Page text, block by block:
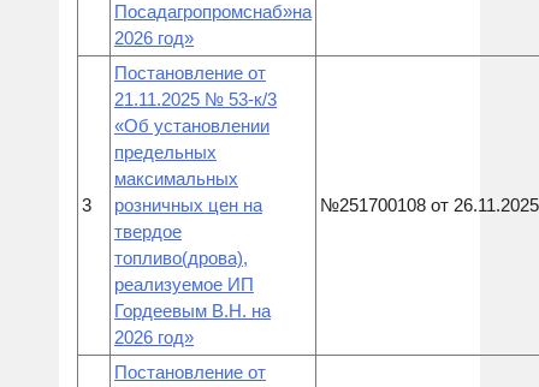
Посадагропромснаб»на
2026 год»
3
Постановление от
21.11.2025 № 53-к/3
«Об установлении
предельных
максимальных
розничных цен на
твердое
топливо(дрова),
реализуемое ИП
Гордеевым В.Н. на
2026 год»
№251700108 от 26.11.2025
Постановление от